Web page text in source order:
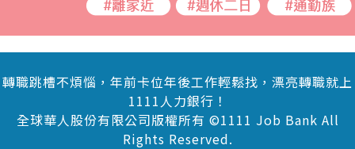
轉職跳槽不煩惱，年前卡位年後工作輕鬆找，漂亮轉職就上
1111人力銀行！
全球華人股份有限公司版權所有 ©1111 Job Bank All
Rights Reserved.